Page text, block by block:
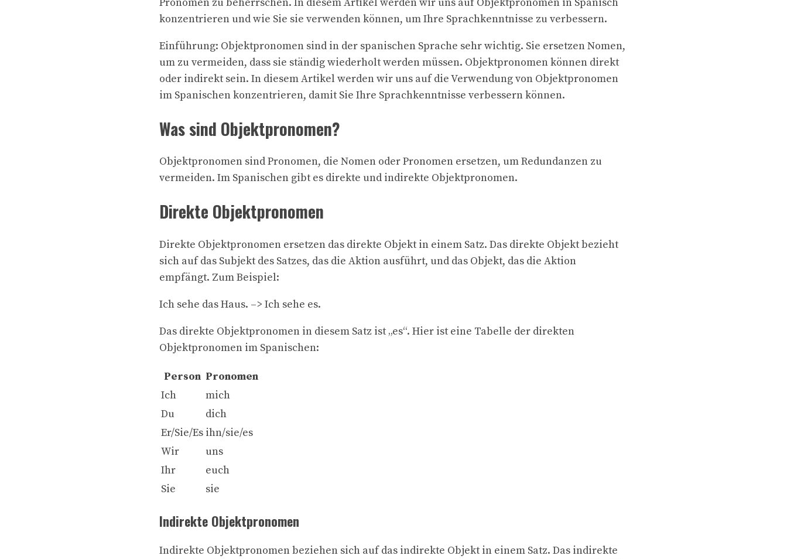
konzentrieren und wie Sie sie verwenden können, um Ihre Sprachkenntnisse zu verbessern.
Einführung: Objektpronomen sind in der spanischen Sprache sehr wichtig. Sie ersetzen Nomen,
um zu vermeiden, dass sie ständig wiederholt werden müssen. Objektpronomen können direkt
oder indirekt sein. In diesem Artikel werden wir uns auf die Verwendung von Objektpronomen
im Spanischen konzentrieren, damit Sie Ihre Sprachkenntnisse verbessern können.
Was sind Objektpronomen?
Objektpronomen sind Pronomen, die Nomen oder Pronomen ersetzen, um Redundanzen zu
vermeiden. Im Spanischen gibt es direkte und indirekte Objektpronomen.
Direkte Objektpronomen
Direkte Objektpronomen ersetzen das direkte Objekt in einem Satz. Das direkte Objekt bezieht
sich auf das Subjekt des Satzes, das die Aktion ausführt, und das Objekt, das die Aktion
empfängt. Zum Beispiel:
Ich sehe das Haus. –> Ich sehe es.
Das direkte Objektpronomen in diesem Satz ist „es“. Hier ist eine Tabelle der direkten
Objektpronomen im Spanischen:
Person Pronomen
Ich
mich
Du
dich
Er/Sie/Es ihn/sie/es
Wir
uns
Ihr
euch
Sie
sie
Indirekte Objektpronomen
Indirekte Objektpronomen beziehen sich auf das indirekte Objekt in einem Satz. Das indirekte